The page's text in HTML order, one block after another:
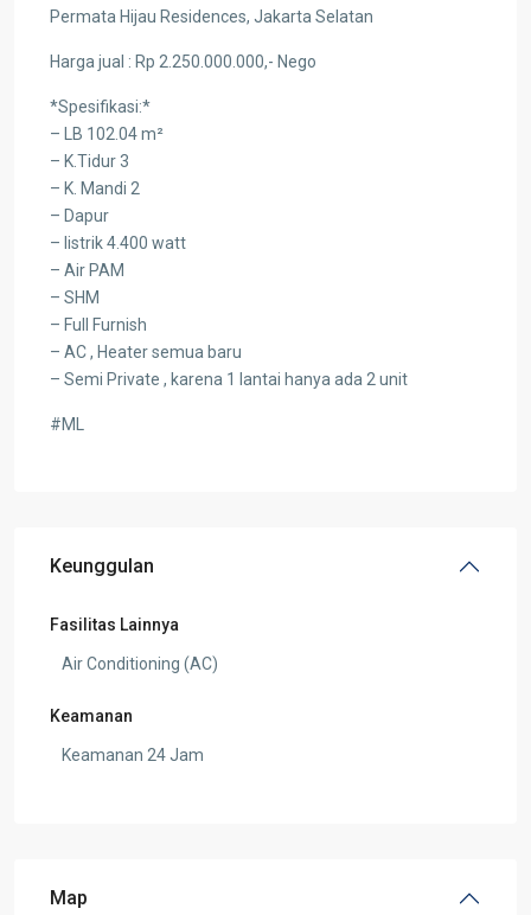
Permata Hijau Residences, Jakarta Selatan
Harga jual : Rp 2.250.000.000,- Nego
*Spesifikasi:*
– LB 102.04 m²
– K.Tidur 3
– K. Mandi 2
– Dapur
– listrik 4.400 watt
– Air PAM
– SHM
– Full Furnish
– AC , Heater semua baru
– Semi Private , karena 1 lantai hanya ada 2 unit
#ML
Keunggulan
Fasilitas Lainnya
Air Conditioning (AC)
Keamanan
Keamanan 24 Jam
Map